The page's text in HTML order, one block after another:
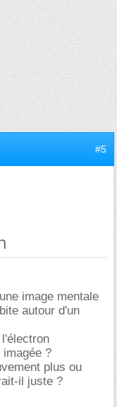
#5
image mentale
autour d'un
?
plus ou
il juste ?